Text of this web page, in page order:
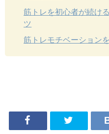
筋トレを初心者が続け
ツ
筋トレモチベーション